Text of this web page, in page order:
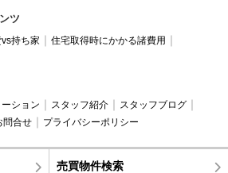
ツ
持ち家
住宅取得時にかかる諸費用
ション スタッフ紹介
スタッフブログ
問合せ プライバシーポリシー
売買物件検索